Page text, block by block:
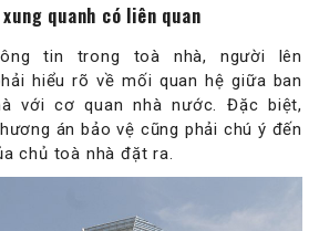
quanh có liên quan
tin trong toà nhà, người lên
hiểu rõ về mối quan hệ giữa ban
với cơ quan nhà nước. Đặc biệt,
án bảo vệ cũng phải chú ý đến
chủ toà nhà đặt ra.